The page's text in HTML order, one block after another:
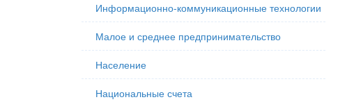
Информационно-коммуникационные технологии
Малое и среднее предпринимательство
Население
Национальные счета